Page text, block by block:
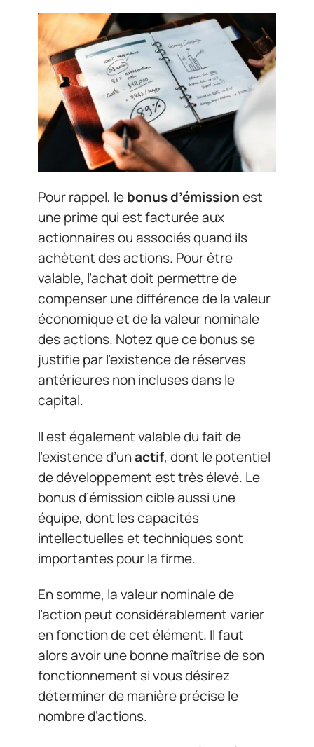
Pour rappel, lebonus d’émissionest
une prime qui est facturée aux
actionnaires ou associés quand ils
achètent des actions. Pour être
valable, l’achat doit permettre de
compenser une différence de la valeur
économique et de la valeur nominale
des actions. Notez que ce bonus se
justifie par l’existence de réserves
antérieures non incluses dans le
capital.
Il est également valable du fait de
l’existence d’unactif, dont le potentiel
de développement est très élevé. Le
bonus d’émission cible aussi une
équipe, dont les capacités
intellectuelles et techniques sont
importantes pour la firme.
En somme, la valeur nominale de
l’action peut considérablement varier
en fonction de cet élément. Il faut
alors avoir une bonne maîtrise de son
fonctionnement si vous désirez
déterminer de manière précise le
nombre d’actions.